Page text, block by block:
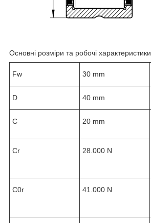
Основні розміри та робочі характеристики
Fw 30 mm
D 40 mm
C 20 mm
Cr 28.000 N
C0r 41.000 N